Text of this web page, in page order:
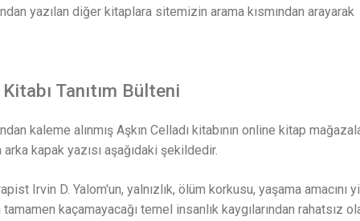
yazılan diğer kitaplara sitemizin arama kısmından arayarak
Tanıtım Bülteni
kaleme alınmış Aşkın Celladı kitabının online kitap
arka kapak yazısı aşağıdaki şekildedir.
Irvin D. Yalom'un, yalnızlık, ölüm korkusu, yaşama amacını
kaçamayacağı temel insanlık kaygılarından rahatsız